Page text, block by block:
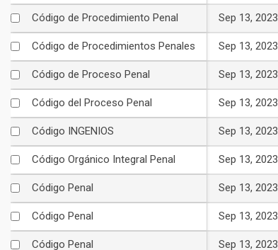
Código de Procedimiento Penal Sep 13, 2023
Código de Procedimientos Penales
Sep 13, 2023
Código de Proceso Penal Sep 13, 2023
Código del Proceso Penal Sep 13, 2023
Código INGENIOS Sep 13, 2023
Código Orgánico Integral Penal
Sep 13, 2023
Código Penal Sep 13, 2023
Código Penal
Sep 13, 2023
Código Penal Sep 13, 2023